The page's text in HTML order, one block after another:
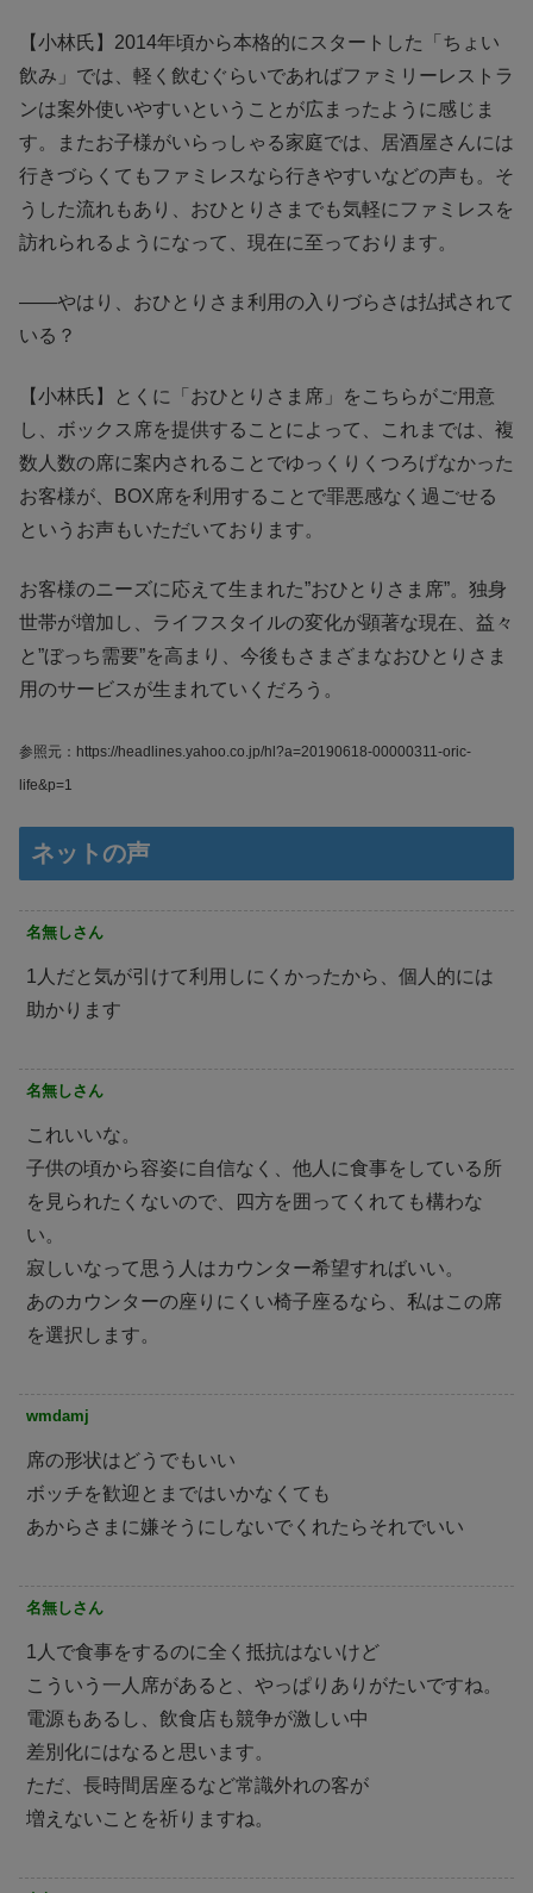
【小林氏】2014年頃から本格的にスタートした「ちょい
飲み」では、軽く飲むぐらいであればファミリーレストラ
ンは案外使いやすいということが広まったように感じま
す。またお子様がいらっしゃる家庭では、居酒屋さんには
行きづらくてもファミレスなら行きやすいなどの声も。そ
うした流れもあり、おひとりさまでも気軽にファミレスを
訪れられるようになって、現在に至っております。
――やはり、おひとりさま利用の入りづらさは払拭されて
いる？
【小林氏】とくに「おひとりさま席」をこちらがご用意
し、ボックス席を提供することによって、これまでは、複
数人数の席に案内されることでゆっくりくつろげなかった
お客様が、BOX席を利用することで罪悪感なく過ごせる
というお声もいただいております。
お客様のニーズに応えて生まれた”おひとりさま席”。独身
世帯が増加し、ライフスタイルの変化が顕著な現在、益々
と”ぼっち需要”を高まり、今後もさまざまなおひとりさま
用のサービスが生まれていくだろう。
参照元：https://headlines.yahoo.co.jp/hl?a=20190618-00000311-oric-
life&p=1
ネットの声
名無しさん
1人だと気が引けて利用しにくかったから、個人的には
助かります
名無しさん
これいいな。
子供の頃から容姿に自信なく、他人に食事をしている所
を見られたくないので、四方を囲ってくれても構わな
い。
寂しいなって思う人はカウンター希望すればいい。
あのカウンターの座りにくい椅子座るなら、私はこの席
を選択します。
wmdamj
席の形状はどうでもいい
ボッチを歓迎とまではいかなくても
あからさまに嫌そうにしないでくれたらそれでいい
名無しさん
1人で食事をするのに全く抵抗はないけど
こういう一人席があると、やっぱりありがたいですね。
電源もあるし、飲食店も競争が激しい中
差別化にはなると思います。
ただ、長時間居座るなど常識外れの客が
増えないことを祈りますね。